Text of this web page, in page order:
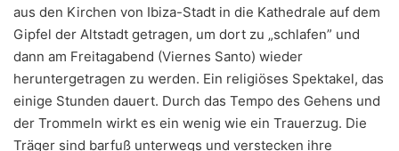
aus den Kirchen von Ibiza-Stadt in die Kathedrale auf dem
Gipfel der Altstadt getragen, um dort zu „schlafen” und
dann am Freitagabend (Viernes Santo) wieder
heruntergetragen zu werden. Ein religiöses Spektakel, das
einige Stunden dauert. Durch das Tempo des Gehens und
der Trommeln wirkt es ein wenig wie ein Trauerzug. Die
Träger sind barfuß unterwegs und verstecken ihre